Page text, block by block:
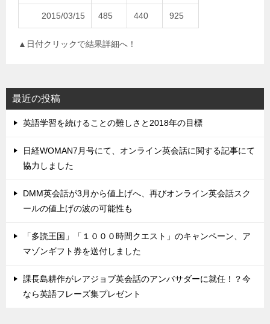
2015/03/15 485 440 925
▲日付クリックで結果詳細へ！
最近の投稿
英語学習を続けることの難しさと2018年の目標
日経WOMAN7月号にて、オンライン英会話に関する記事にて
協力しました
DMM英会話が3月から値上げへ、再びオンライン英会話スク
ールの値上げの波の可能性も
「多読王国」「１０００時間クエスト」のキャンペーン、ア
マゾンギフト券を送付しました
課長島耕作がレアジョブ英会話のアンバサダーに就任！？今
なら英語フレーズ集プレゼント